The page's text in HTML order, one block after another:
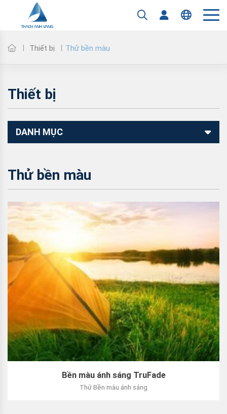
Thiết bị Thử bền màu
Thiết bị
DANH MỤC
Thử bền màu
Bền màu ánh sáng TruFade
Thử Bền màu ánh sáng